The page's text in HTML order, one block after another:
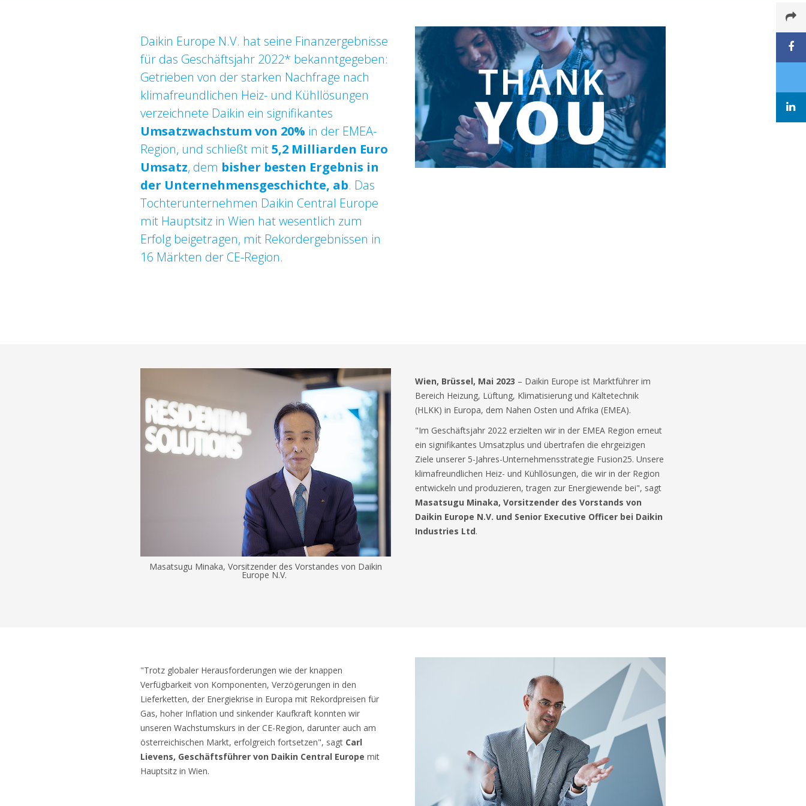
Daikin Europe N.V. hat seine Finanzergebnisse
für das Geschäftsjahr 2022* bekanntgegeben:
Getrieben von der starken Nachfrage nach
klimafreundlichen Heiz- und Kühllösungen
verzeichnete Daikin ein signifikantes
Umsatzwachstum von 20% in der EMEA-
Region, und schließt mit5,2 Milliarden Euro
Umsatz, dem bisher besten Ergebnis in
der Unternehmensgeschichte, ab. Das
Tochterunternehmen Daikin Central Europe
mit Hauptsitz in Wien hat wesentlich zum
Erfolg beigetragen, mit Rekordergebnissen in
16 Märkten der CE-Region.
Masatsugu Minaka, Vorsitzender des Vorstandes von Daikin
Europe N.V.
Wien, Brüssel, Mai 2023 – Daikin Europe ist Marktführer im
Bereich Heizung, Lüftung, Klimatisierung und Kältetechnik
(HLKK) in Europa, dem Nahen Osten und Afrika (EMEA).
"Im Geschäftsjahr 2022 erzielten wir in der EMEA Region erneut
ein signifikantes Umsatzplus und übertrafen die ehrgeizigen
Ziele unserer 5-Jahres-Unternehmensstrategie Fusion25. Unsere
klimafreundlichen Heiz- und Kühllösungen, die wir in der Region
entwickeln und produzieren, tragen zur Energiewende bei", sagt
Masatsugu Minaka, Vorsitzender des Vorstands von
Daikin Europe N.V. und Senior Executive Officer bei Daikin
Industries Ltd.
"Trotz globaler Herausforderungen wie der knappen
Verfügbarkeit von Komponenten, Verzögerungen in den
Lieferketten, der Energiekrise in Europa mit Rekordpreisen für
Gas, hoher Inflation und sinkender Kaufkraft konnten wir
unseren Wachstumskurs in der CE-Region, darunter auch am
österreichischen Markt, erfolgreich fortsetzen", sagt Carl
Lievens, Geschäftsführer von Daikin Central Europe mit
Hauptsitz in Wien.